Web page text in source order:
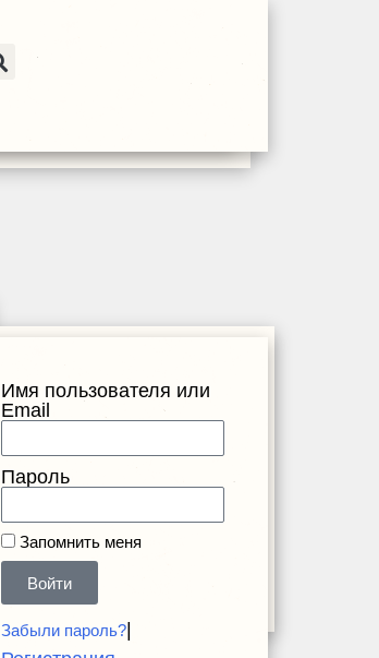
Имя пользователя или
Email
Пароль
Запомнить меня
Войти
Забыли пароль?